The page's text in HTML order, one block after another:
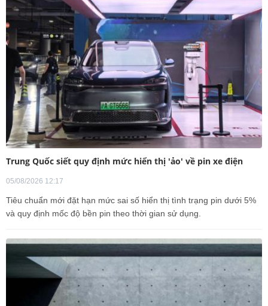
Trung Quốc siết quy định mức hiển thị 'ảo' về pin xe điện
05/08/2026 12:17
Tiêu chuẩn mới đặt hạn mức sai số hiển thị tình trạng pin dưới 5%
và quy định mốc độ bền pin theo thời gian sử dụng.